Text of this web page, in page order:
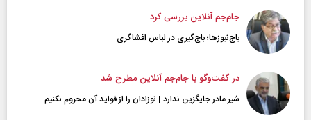
جام‌جم آنلاین بررسی کرد
باج‌نیوزها؛ باج‌گیری در لباس افشاگری
در گفت‌و‌گو با جام‌جم آنلاین مطرح شد
شیر مادر جایگزین ندارد | نوزادان را از فواید آن محروم نکنیم